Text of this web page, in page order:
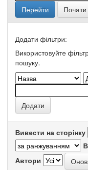
Додати фільтри:
Використовуйте
пошуку.
Вивести на сторінку
Автори